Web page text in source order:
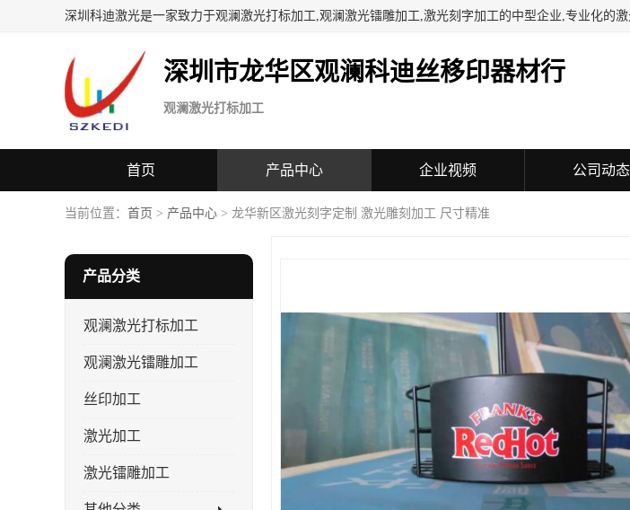
深圳科迪激光是一家致力于观澜激光打标加工,观澜激光镭雕加工,激光刻字加工的中型企业,专业化的激
深圳市龙华区观澜科迪丝移印器材行
观澜激光打标加工
首页 产品中心 企业视频 公司动态
当前位置： 首页 > 产品中心 > 龙华新区激光刻字定制 激光雕刻加工 尺寸精准
产品分类
观澜激光打标加工
观澜激光镭雕加工
丝印加工
激光加工
激光镭雕加工